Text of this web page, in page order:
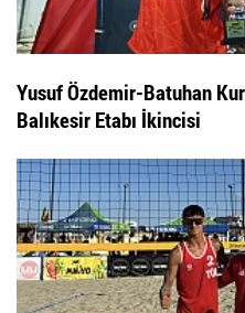
Yusuf Özdemir-Batuhan
Balıkesir Etabı İkincisi